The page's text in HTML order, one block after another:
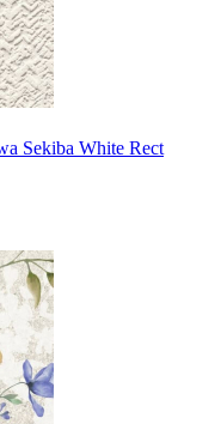
Sekiba White Rect